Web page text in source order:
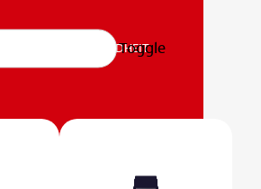
MUNDGESUNDHEIT
Toggle